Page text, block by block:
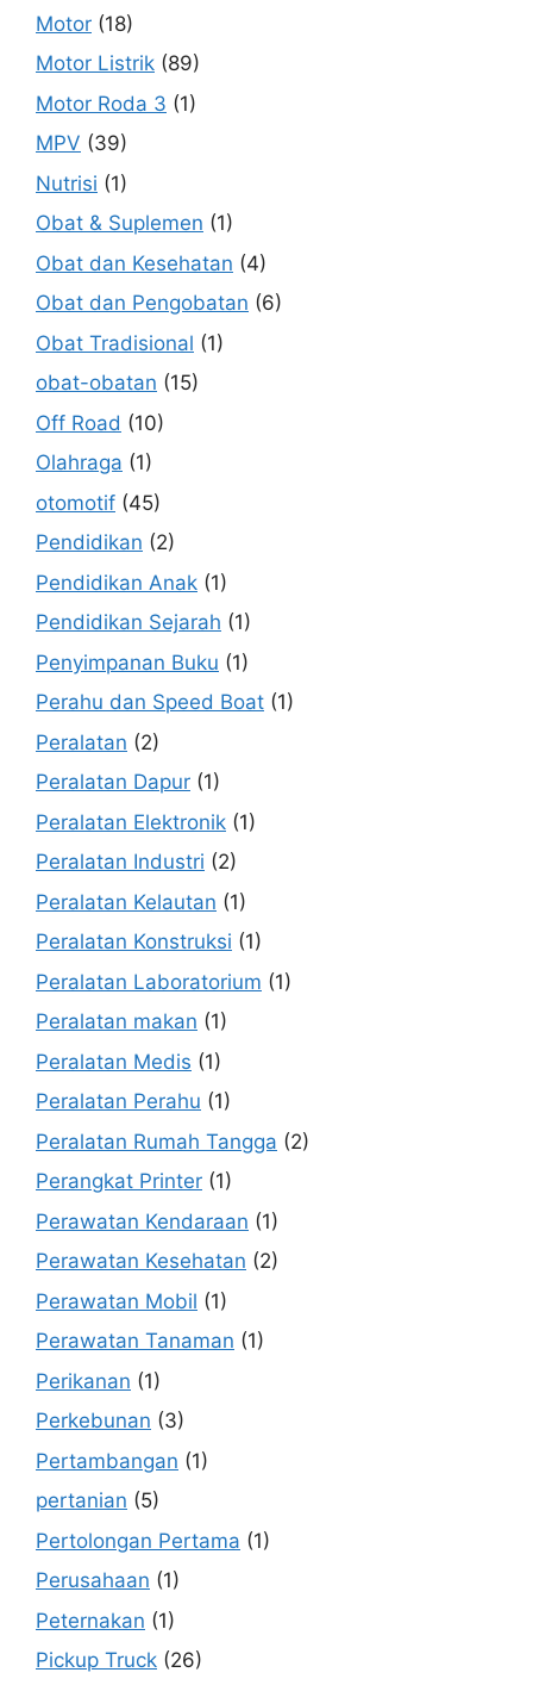
Motor (18)
Motor Listrik (89)
Motor Roda 3 (1)
MPV (39)
Nutrisi (1)
Obat & Suplemen (1)
Obat dan Kesehatan (4)
Obat dan Pengobatan (6)
Obat Tradisional (1)
obat-obatan (15)
Off Road (10)
Olahraga (1)
otomotif (45)
Pendidikan (2)
Pendidikan Anak (1)
Pendidikan Sejarah (1)
Penyimpanan Buku (1)
Perahu dan Speed Boat (1)
Peralatan (2)
Peralatan Dapur (1)
Peralatan Elektronik (1)
Peralatan Industri (2)
Peralatan Kelautan (1)
Peralatan Konstruksi (1)
Peralatan Laboratorium (1)
Peralatan makan (1)
Peralatan Medis (1)
Peralatan Perahu (1)
Peralatan Rumah Tangga (2)
Perangkat Printer (1)
Perawatan Kendaraan (1)
Perawatan Kesehatan (2)
Perawatan Mobil (1)
Perawatan Tanaman (1)
Perikanan (1)
Perkebunan (3)
Pertambangan (1)
pertanian (5)
Pertolongan Pertama (1)
Perusahaan (1)
Peternakan (1)
Pickup Truck (26)